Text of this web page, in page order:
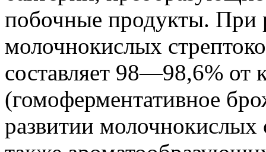
побочные продукты. При
молочнокислых
составляет 98—98,6% от
(гомоферментативное
развитии молочнокислых